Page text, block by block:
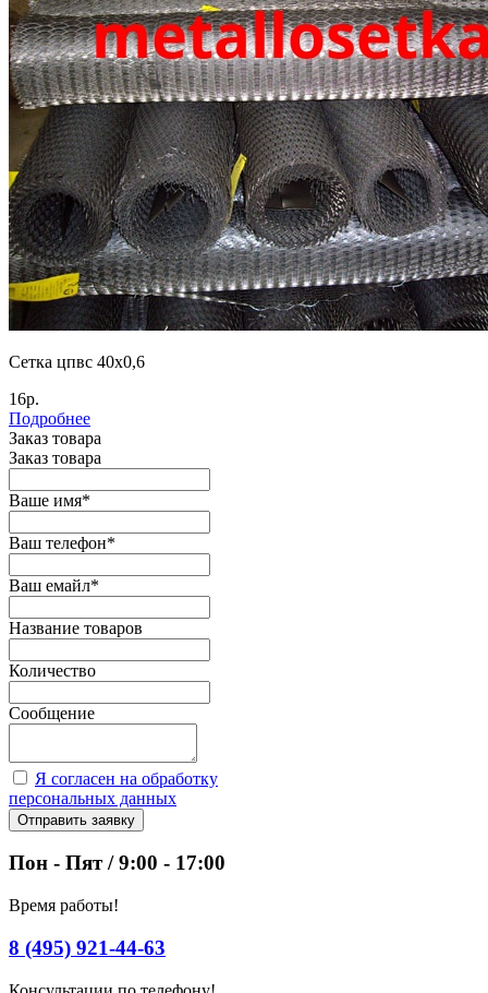
Сетка цпвс 40х0,6
16р.
Подробнее
Заказ товара
Заказ товара
Ваше имя*
Ваш телефон*
Ваш емайл*
Название товаров
Количество
Сообщение
Я согласен на обработку
персональных данных
Отправить заявку
Пон - Пят / 9:00 - 17:00
Время работы!
8 (495) 921-44-63